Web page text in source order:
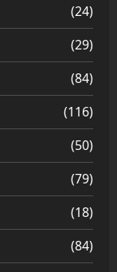
(24)
(29)
(84)
(116)
(50)
(79)
(18)
(84)